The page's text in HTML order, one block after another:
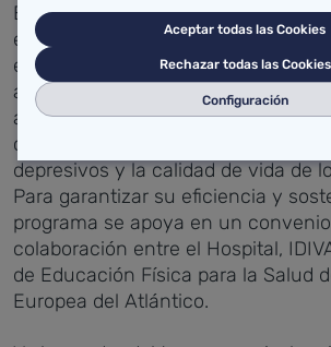
Esta intervención viene
excelentes resultados de un
en septiembre de 2025, el cual
adherencia del 91,7%, ausencia de
adversos y mejoras clínicamente
capacidad funcional, la fuerza, los
depresivos y la calidad de vida de
Para garantizar su eficiencia y
programa se apoya en un
colaboración entre el Hospital,
de Educación Física para la Salud
Europea del Atlántico.
Aceptar todas las Cookies
Rechazar todas las Cookies
Configuración